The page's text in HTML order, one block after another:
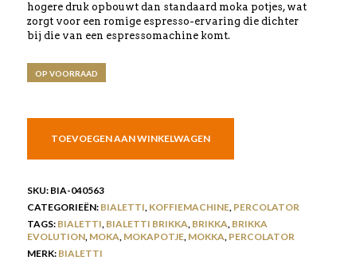
hogere druk opbouwt dan standaard moka potjes, wat
zorgt voor een romige espresso-ervaring die dichter
bij die van een espressomachine komt.
OP VOORRAAD
TOEVOEGEN AAN WINKELWAGEN
SKU: BIA-040563
CATEGORIEËN: BIALETTI, KOFFIEMACHINE, PERCOLATOR
TAGS: BIALETTI, BIALETTI BRIKKA, BRIKKA, BRIKKA
EVOLUTION, MOKA, MOKAPOTJE, MOKKA, PERCOLATOR
MERK: BIALETTI